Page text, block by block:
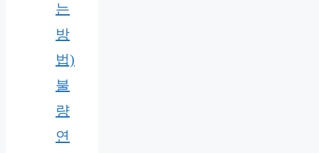
는
방
법)
불
량
연